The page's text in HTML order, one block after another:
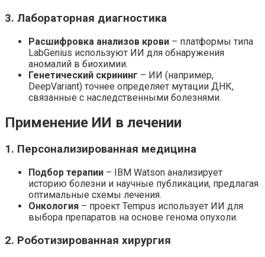
3. Лабораторная диагностика
Расшифровка анализов крови – платформы типа
LabGenius используют ИИ для обнаружения
аномалий в биохимии.
Генетический скрининг – ИИ (например,
DeepVariant) точнее определяет мутации ДНК,
связанные с наследственными болезнями.
Применение ИИ в лечении
1. Персонализированная медицина
Подбор терапии – IBM Watson анализирует
историю болезни и научные публикации, предлагая
оптимальные схемы лечения.
Онкология – проект Tempus использует ИИ для
выбора препаратов на основе генома опухоли.
2. Роботизированная хирургия